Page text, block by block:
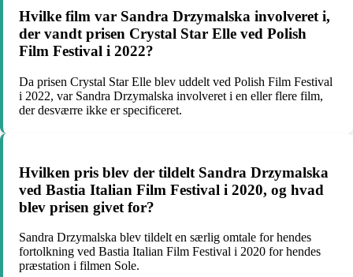
Hvilke film var Sandra Drzymalska involveret i,
der vandt prisen Crystal Star Elle ved Polish
Film Festival i 2022?
Da prisen Crystal Star Elle blev uddelt ved Polish Film Festival
i 2022, var Sandra Drzymalska involveret i en eller flere film,
der desværre ikke er specificeret.
Hvilken pris blev der tildelt Sandra Drzymalska
ved Bastia Italian Film Festival i 2020, og hvad
blev prisen givet for?
Sandra Drzymalska blev tildelt en særlig omtale for hendes
fortolkning ved Bastia Italian Film Festival i 2020 for hendes
præstation i filmen Sole.